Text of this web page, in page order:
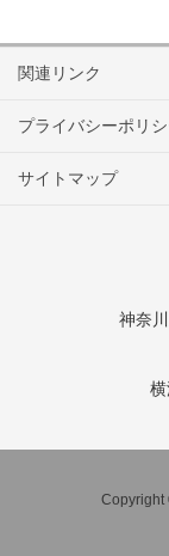
関連リンク
プライバシーポリ
サイトマップ
神奈川
横
Copyright